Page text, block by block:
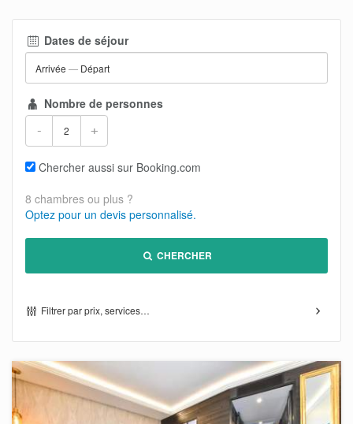
Dates de séjour
Arrivée — Départ
Nombre de personnes
- +
Chercher aussi sur Booking.com
8 chambres ou plus ?
Optez pour un devis personnalisé.
CHERCHER
Filtrer par prix, services…